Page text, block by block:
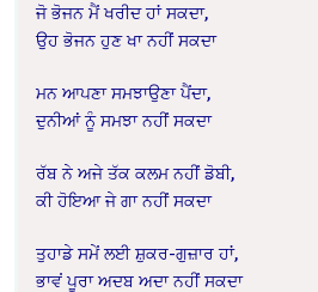
ਜੋ ਭੋਜਨ ਮੈਂ ਖਰੀਦ ਹਾਂ ਸਕਦਾ,
ਉਹ ਭੋਜਨ ਹੁਣ ਖਾ ਨਹੀਂ ਸਕਦਾ
ਮਨ ਆਪਣਾ ਸਮਝਾਉਣਾ ਪੈਂਦਾ,
ਦੁਨੀਆਂ ਨੂੰ ਸਮਝਾ ਨਹੀਂ ਸਕਦਾ
ਰੱਬ ਨੇ ਅਜੇ ਤੱਕ ਕਲਮ ਨਹੀਂ ਡੋਬੀ,
ਕੀ ਹੋਇਆ ਜੇ ਗਾ ਨਹੀਂ ਸਕਦਾ
ਤੁਹਾਡੇ ਸਮੇਂ ਲਈ ਸ਼ੁਕਰ-ਗੁਜ਼ਾਰ ਹਾਂ,
ਭਾਵਂ ਪੂਰਾ ਅਦਬ ਅਦਾ ਨਹੀਂ ਸਕਦਾ